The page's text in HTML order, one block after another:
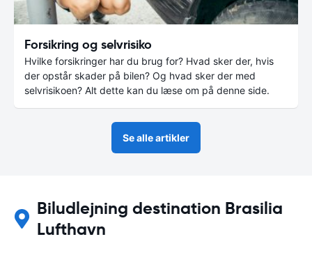
Forsikring og selvrisiko
Hvilke forsikringer har du brug for? Hvad sker der, hvis
der opstår skader på bilen? Og hvad sker der med
selvrisikoen? Alt dette kan du læse om på denne side.
Se alle artikler
Biludlejning destination Brasilia
Lufthavn